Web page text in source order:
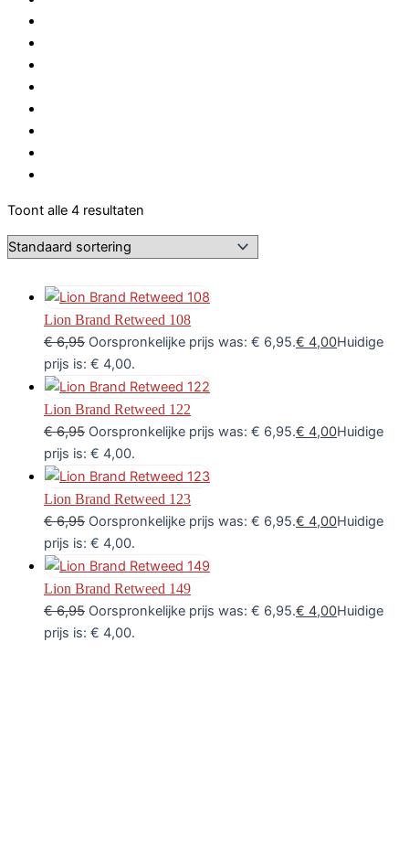
Toont alle 4 resultaten
Lion Brand Retweed 108
€6,95 Oorspronkelijke prijs was: € 6,95.€ 4,00Huidige
prijs is: € 4,00.
Lion Brand Retweed 122
€6,95 Oorspronkelijke prijs was: € 6,95.€ 4,00Huidige
prijs is: € 4,00.
Lion Brand Retweed 123
€6,95 Oorspronkelijke prijs was: € 6,95.€ 4,00Huidige
prijs is: € 4,00.
Lion Brand Retweed 149
€6,95 Oorspronkelijke prijs was: € 6,95.€ 4,00Huidige
prijs is: € 4,00.